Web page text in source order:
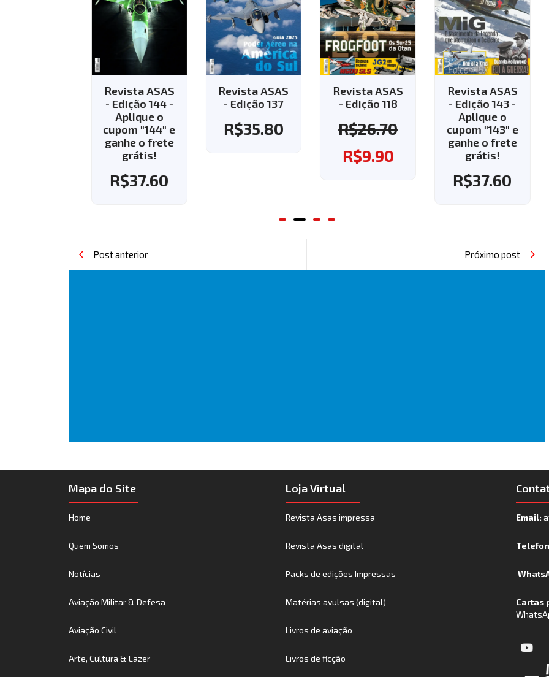
Revista ASAS
- Edição 144 -
Aplique o
cupom "144" e
ganhe o frete
grátis!
R$37.60
Revista ASAS
- Edição 137
R$35.80
Revista ASAS
- Edição 118
R$26.70
R$9.90
Revista ASAS
- Edição 143 -
Aplique o
cupom "143" e
ganhe o frete
grátis!
R$37.60
Post anterior Próximo post
Mapa do Site
Home
Quem Somos
Notícias
Aviação Militar & Defesa
Aviação Civil
Arte, Cultura & Lazer
Loja Virtual
Revista Asas impressa
Revista Asas digital
Packs de edições Impressas
Matérias avulsas (digital)
Livros de aviação
Livros de ficção
Email:
Cartas